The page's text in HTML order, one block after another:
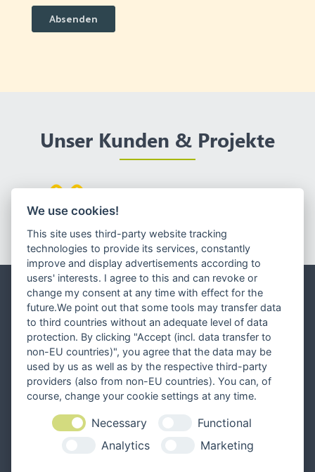
Unser Kunden & Projekte
Unseren Newsletter abonnieren
We use cookies!
This site uses third-party website tracking
technologies to provide its services, constantly
improve and display advertisements according to
users' interests. I agree to this and can revoke or
change my consent at any time with effect for the
future.We point out that some tools may transfer data
to third countries without an adequate level of data
protection. By clicking "Accept (incl. data transfer to
non-EU countries)", you agree that the data may be
used by us as well as by the respective third-party
providers (also from non-EU countries). You can, of
course, change your cookie settings at any time.
Necessary
Functional
Analytics
Marketing